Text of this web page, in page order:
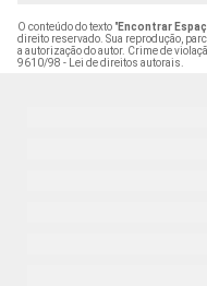
O conteúdo do texto "Encontrar
direito reservado. Sua reprodução,
a autorização do autor. Crime de
9610/98 - Lei de direitos autorais